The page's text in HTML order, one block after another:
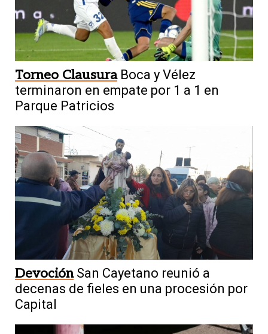
Torneo Clausura Boca y Vélez
terminaron en empate por 1 a 1 en
Parque Patricios
Devoción San Cayetano reunió a
decenas de fieles en una procesión por
Capital